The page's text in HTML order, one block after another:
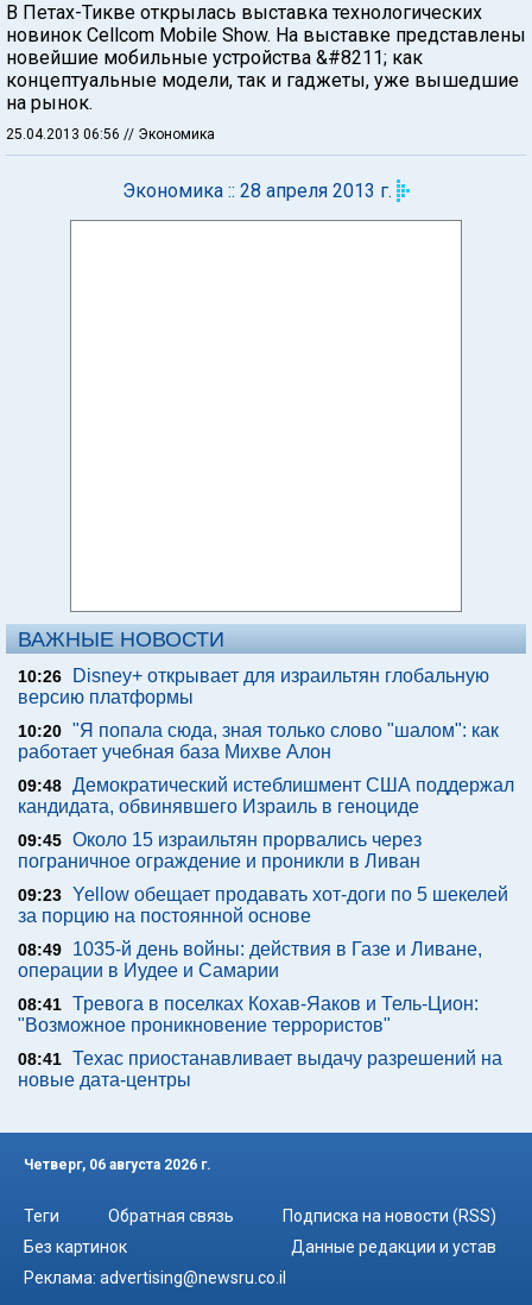
В Петах-Тикве открылась выставка технологических
новинок Cellcom Mobile Show. На выставке представлены
новейшие мобильные устройства &#8211; как
концептуальные модели, так и гаджеты, уже вышедшие
на рынок.
25.04.2013 06:56 // Экономика
Экономика :: 28 апреля 2013 г.
ВАЖНЫЕ НОВОСТИ
10:26
Disney+ открывает для израильтян глобальную
версию платформы
10:20 "Я попала сюда, зная только слово "шалом": как
работает учебная база Михве Алон
09:48 Демократический истеблишмент США поддержал
кандидата, обвинявшего Израиль в геноциде
09:45 Около 15 израильтян прорвались через
пограничное ограждение и проникли в Ливан
09:23 Yellow обещает продавать хот-доги по 5 шекелей
за порцию на постоянной основе
08:49
1035-й день войны: действия в Газе и Ливане,
операции в Иудее и Самарии
08:41 Тревога в поселках Кохав-Яаков и Тель-Цион:
"Возможное проникновение террористов"
08:41 Техас приостанавливает выдачу разрешений на
новые дата-центры
Четверг, 06 августа 2026 г.
Теги Обратная связь
Подписка на новости (RSS)
Без картинок
Данные редакции и устав
Реклама: advertising@newsru.co.il